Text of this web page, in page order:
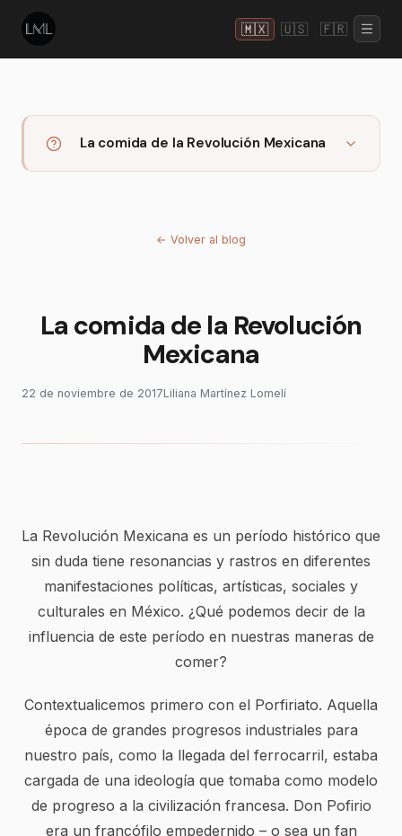
🇲🇽 🇺🇸 🇫🇷
La comida de la Revolución Mexicana
← Volver al blog
La comida de la Revolución
Mexicana
22 de noviembre de 2017Liliana Martínez Lomelí
La Revolución Mexicana es un período histórico que
sin duda tiene resonancias y rastros en diferentes
manifestaciones políticas, artísticas, sociales y
culturales en México. ¿Qué podemos decir de la
influencia de este período en nuestras maneras de
comer?
Contextualicemos primero con el Porfiriato. Aquella
época de grandes progresos industriales para
nuestro país, como la llegada del ferrocarril, estaba
cargada de una ideología que tomaba como modelo
de progreso a la civilización francesa. Don Pofirio
era un francófilo empedernido – o sea un fan